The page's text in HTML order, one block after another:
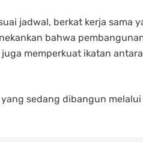
jadwal, berkat kerja sama
bahwa
memperkuat ikatan antara
sedang dibangun